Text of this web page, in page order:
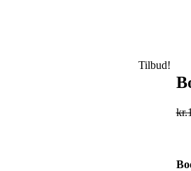
Tilbud!
kr.